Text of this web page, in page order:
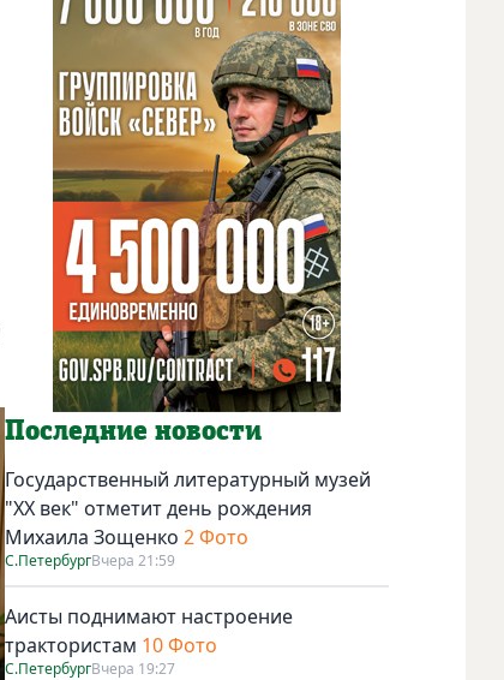
Последние новости
Государственный литературный музей
"ХХ век" отметит день рождения
Михаила Зощенко 2 Фото
С.ПетербургВчера 21:59
Аисты поднимают настроение
трактористам 10 Фото
С.ПетербургВчера 19:27